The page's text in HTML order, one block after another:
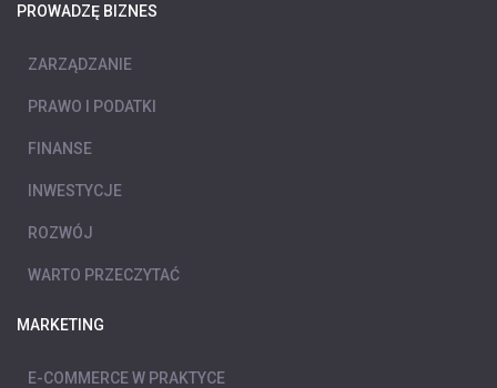
PROWADZĘ BIZNES
ZARZĄDZANIE
PRAWO I PODATKI
FINANSE
INWESTYCJE
ROZWÓJ
WARTO PRZECZYTAĆ
MARKETING
E-COMMERCE W PRAKTYCE